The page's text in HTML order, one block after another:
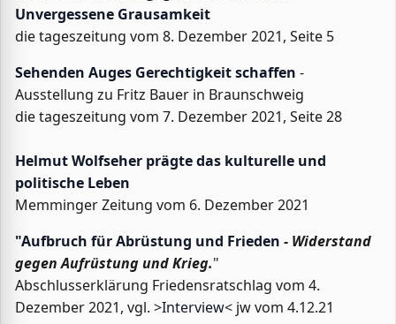
Unvergessene Grausamkeit
die tageszeitung vom 8. Dezember 2021, Seite 5
Sehenden Auges Gerechtigkeit schaffen -
Ausstellung zu Fritz Bauer in Braunschweig
die tageszeitung vom 7. Dezember 2021, Seite 28
Helmut Wolfseher prägte das kulturelle und
politische Leben
Memminger Zeitung vom 6. Dezember 2021
"Aufbruch für Abrüstung und Frieden - Widerstand
gegen Aufrüstung und Krieg."
Abschlusserklärung Friedensratschlag vom 4.
Dezember 2021, vgl. >Interview< jw vom 4.12.21